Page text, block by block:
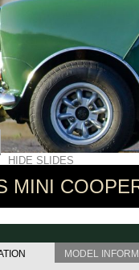
HIDE SLIDES
MINI
MODEL